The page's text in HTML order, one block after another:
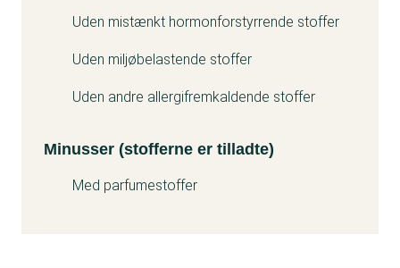
Uden mistænkt hormonforstyrrende stoffer
Uden miljøbelastende stoffer
Uden andre allergifremkaldende stoffer
Minusser (stofferne er tilladte)
Med parfumestoffer